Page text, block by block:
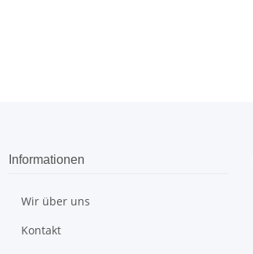
Informationen
Wir über uns
Kontakt